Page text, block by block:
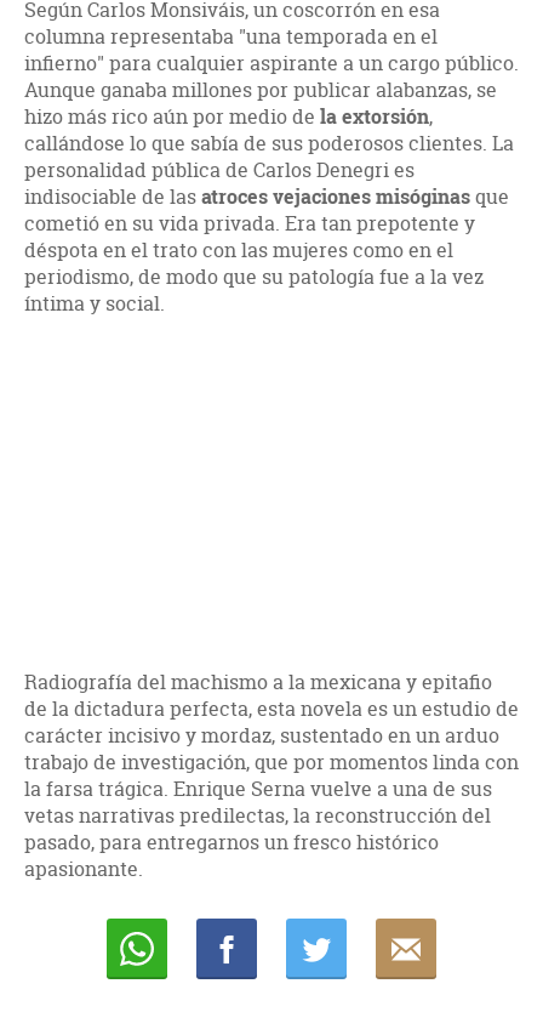
Según Carlos Monsiváis, un coscorrón en esa
columna representaba "una temporada en el
infierno" para cualquier aspirante a un cargo público.
Aunque ganaba millones por publicar alabanzas, se
hizo más rico aún por medio de la extorsión,
callándose lo que sabía de sus poderosos clientes. La
personalidad pública de Carlos Denegri es
indisociable de lasatroces vejaciones misóginasque
cometió en su vida privada. Era tan prepotente y
déspota en el trato con las mujeres como en el
periodismo, de modo que su patología fue a la vez
íntima y social.
Radiografía del machismo a la mexicana y epitafio
de la dictadura perfecta, esta novela es un estudio de
carácter incisivo y mordaz, sustentado en un arduo
trabajo de investigación, que por momentos linda con
la farsa trágica. Enrique Serna vuelve a una de sus
vetas narrativas predilectas, la reconstrucción del
pasado, para entregarnos un fresco histórico
apasionante.